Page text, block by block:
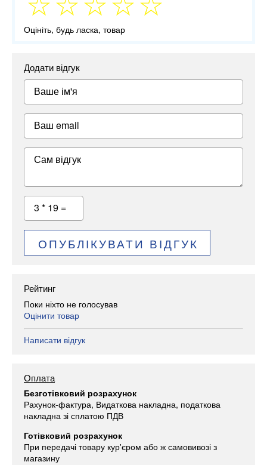
Оцініть, будь ласка, товар
Додати відгук
Ваше ім'я
Ваш email
Сам відгук
3 * 19 =
ОПУБЛІКУВАТИ ВІДГУК
Рейтинг
Поки ніхто не голосував
Оцінити товар
Написати відгук
Оплата
Безготівковий розрахунок
Рахунок-фактура, Видаткова накладна, податкова
накладна зі сплатою ПДВ
Готівковий розрахунок
При передачі товару кур'єром або ж самовивозі з
магазину